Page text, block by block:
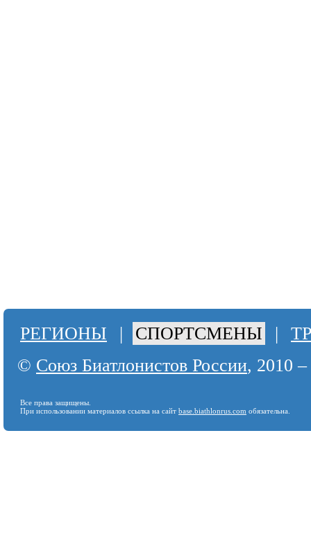
РЕГИОНЫ | СПОРТСМЕНЫ |
© Союз Биатлонистов России, 2010
Все права защищены.
При использовании материалов ссылка на сайт base.biathlonrus.com обязательна.